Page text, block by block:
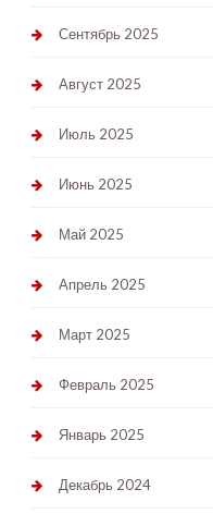
Сентябрь 2025
Август 2025
Июль 2025
Июнь 2025
Май 2025
Апрель 2025
Март 2025
Февраль 2025
Январь 2025
Декабрь 2024